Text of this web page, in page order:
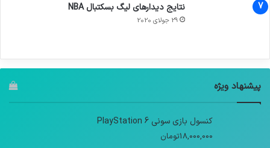
نتایج دیدار‌های لیگ بسکتبال NBA
29 جولای 2020
پیشنهاد ویژه
کنسول بازی سونی PlayStation 6
18,000,000تومان